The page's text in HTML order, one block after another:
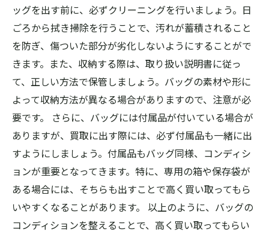
ッグを出す前に、必ずクリーニングを行いましょう。日
ごろから拭き掃除を行うことで、汚れが蓄積されること
を防ぎ、傷ついた部分が劣化しないようにすることがで
きます。また、収納する際は、取り扱い説明書に従っ
て、正しい方法で保管しましょう。バッグの素材や形に
よって収納方法が異なる場合がありますので、注意が必
要です。 さらに、バッグには付属品が付いている場合が
ありますが、買取に出す際には、必ず付属品も一緒に出
すようにしましょう。付属品もバッグ同様、コンディシ
ョンが重要となってきます。特に、専用の箱や保存袋が
ある場合には、そちらも出すことで高く買い取ってもら
いやすくなることがあります。 以上のように、バッグの
コンディションを整えることで、高く買い取ってもらい